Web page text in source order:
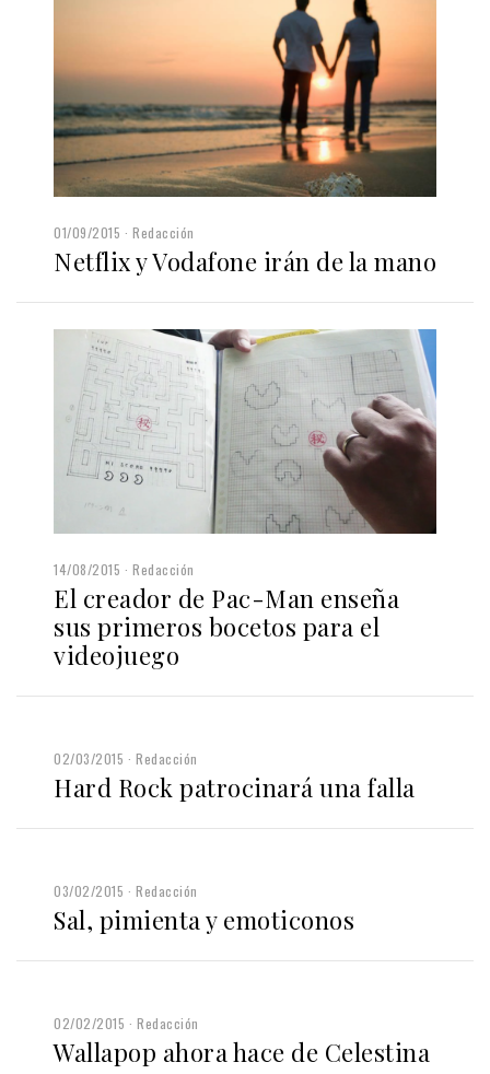
01/09/2015 Redacción
Netflix y Vodafone irán de la mano
14/08/2015 Redacción
El creador de Pac-Man enseña
sus primeros bocetos para el
videojuego
02/03/2015 Redacción
Hard Rock patrocinará una falla
03/02/2015 Redacción
Sal, pimienta y emoticonos
02/02/2015 Redacción
Wallapop ahora hace de Celestina